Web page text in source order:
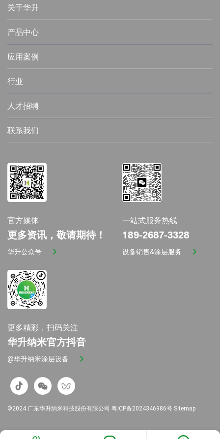
关于华升
产品中心
应用案例
行业
人才招聘
联系我们
官方媒体
更多资讯，敬请期待！
华升公众号
一站式服务热线
189-2687-3328
设备销售&涂层服务
更多精彩，扫码关注
华升纳米官方抖音
@华升纳米涂层设备
©2024 广东华升纳米科技股份有限公司 粤ICP备2024346986号 Sitemap